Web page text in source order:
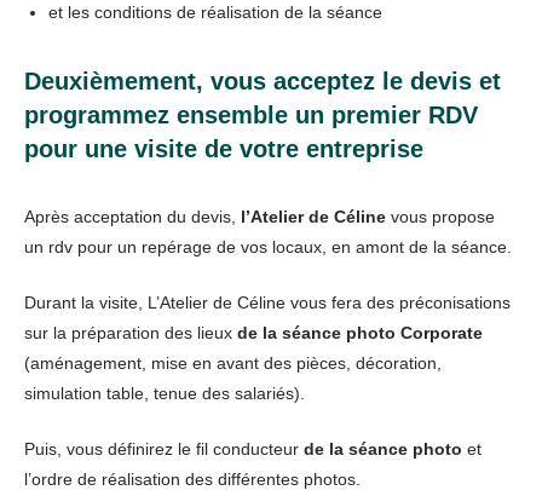
et les conditions de réalisation de la séance
Deuxièmement, vous acceptez le devis et
programmez ensemble un premier RDV
pour une visite de votre entreprise
Après acceptation du devis, l’Atelier de Céline vous propose
un rdv pour un repérage de vos locaux, en amont de la séance.
Durant la visite, L’Atelier de Céline vous fera des préconisations
sur la préparation des lieux de la séance photo Corporate
(aménagement, mise en avant des pièces, décoration,
simulation table, tenue des salariés).
Puis, vous définirez le fil conducteur de la séance photo et
l’ordre de réalisation des différentes photos.